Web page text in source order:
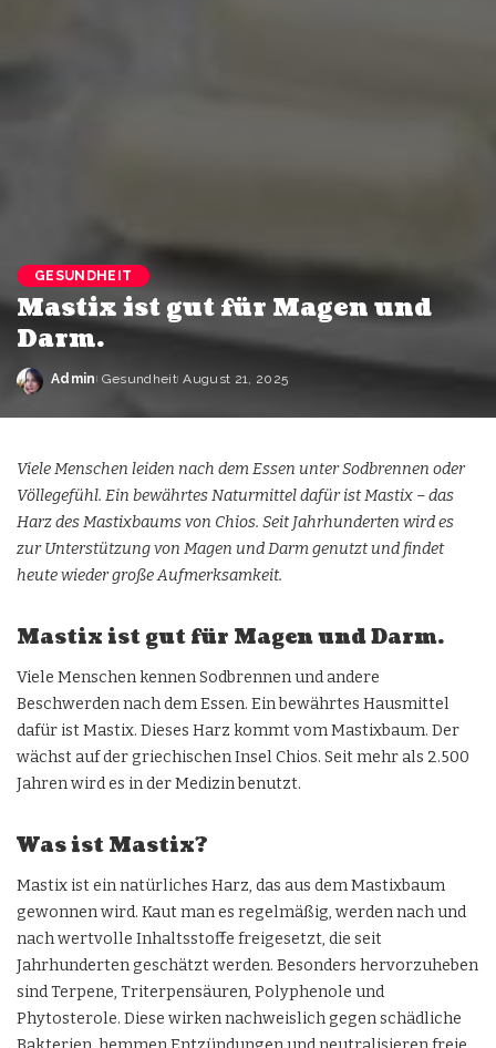
GESUNDHEIT
Mastix ist gut für Magen und
Darm.
Admin Gesundheit August 21, 2025
Viele Menschen leiden nach dem Essen unter Sodbrennen oder
Völlegefühl. Ein bewährtes Naturmittel dafür ist Mastix – das
Harz des Mastixbaums von Chios. Seit Jahrhunderten wird es
zur Unterstützung von Magen und Darm genutzt und findet
heute wieder große Aufmerksamkeit.
Mastix ist gut für Magen und Darm.
Viele Menschen kennen Sodbrennen und andere
Beschwerden nach dem Essen. Ein bewährtes Hausmittel
dafür ist Mastix. Dieses Harz kommt vom Mastixbaum. Der
wächst auf der griechischen Insel Chios. Seit mehr als 2.500
Jahren wird es in der Medizin benutzt.
Was ist Mastix?
Mastix ist ein natürliches Harz, das aus dem Mastixbaum
gewonnen wird. Kaut man es regelmäßig, werden nach und
nach wertvolle Inhaltsstoffe freigesetzt, die seit
Jahrhunderten geschätzt werden. Besonders hervorzuheben
sind Terpene, Triterpensäuren, Polyphenole und
Phytosterole. Diese wirken nachweislich gegen schädliche